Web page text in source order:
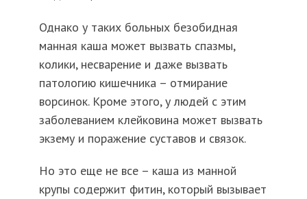
Однако у таких больных безобидная
манная каша может вызвать спазмы,
колики, несварение и даже вызвать
патологию кишечника – отмирание
ворсинок. Кроме этого, у людей с этим
заболеванием клейковина может вызвать
экзему и поражение суставов и связок.
Но это еще не все – каша из манной
крупы содержит фитин, который вызывает